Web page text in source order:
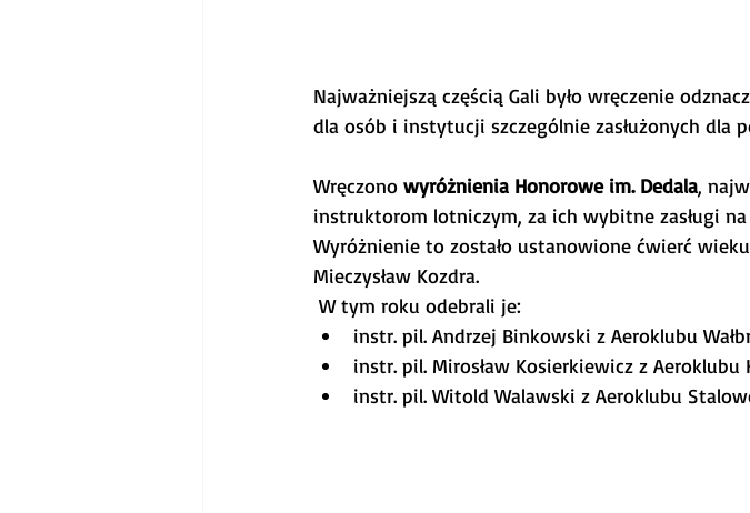
Najważniejszą częścią Gali było wręczenie
dla osób i instytucji szczególnie zasłużonych dla
Wręczono wyróżnienia Honorowe im. Dedala,
instruktorom lotniczym, za ich wybitne zasługi
Wyróżnienie to zostało ustanowione ćwierć
Mieczysław Kozdra.
W tym roku odebrali je:
instr. pil. Andrzej Binkowski z Aeroklubu
instr. pil. Mirosław Kosierkiewicz z
instr. pil. Witold Walawski z Aeroklubu